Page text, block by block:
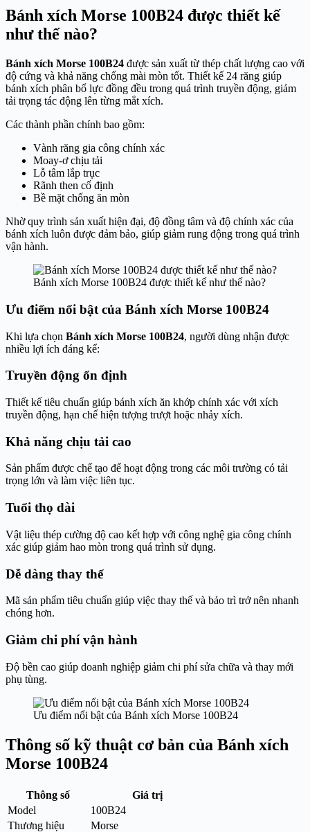
Bánh xích Morse 100B24 được thiết kế
như thế nào?
Bánh xích Morse 100B24 được sản xuất từ thép chất lượng cao với
độ cứng và khả năng chống mài mòn tốt. Thiết kế 24 răng giúp
bánh xích phân bổ lực đồng đều trong quá trình truyền động, giảm
tải trọng tác động lên từng mắt xích.
Các thành phần chính bao gồm:
Vành răng gia công chính xác
Moay-ơ chịu tải
Lỗ tâm lắp trục
Rãnh then cố định
Bề mặt chống ăn mòn
Nhờ quy trình sản xuất hiện đại, độ đồng tâm và độ chính xác của
bánh xích luôn được đảm bảo, giúp giảm rung động trong quá trình
vận hành.
Bánh xích Morse 100B24 được thiết kế như thế nào?
Ưu điểm nổi bật của Bánh xích Morse 100B24
Khi lựa chọn Bánh xích Morse 100B24, người dùng nhận được
nhiều lợi ích đáng kể:
Truyền động ổn định
Thiết kế tiêu chuẩn giúp bánh xích ăn khớp chính xác với xích
truyền động, hạn chế hiện tượng trượt hoặc nhảy xích.
Khả năng chịu tải cao
Sản phẩm được chế tạo để hoạt động trong các môi trường có tải
trọng lớn và làm việc liên tục.
Tuổi thọ dài
Vật liệu thép cường độ cao kết hợp với công nghệ gia công chính
xác giúp giảm hao mòn trong quá trình sử dụng.
Dễ dàng thay thế
Mã sản phẩm tiêu chuẩn giúp việc thay thế và bảo trì trở nên nhanh
chóng hơn.
Giảm chi phí vận hành
Độ bền cao giúp doanh nghiệp giảm chi phí sửa chữa và thay mới
phụ tùng.
Ưu điểm nổi bật của Bánh xích Morse 100B24
Thông số kỹ thuật cơ bản của Bánh xích
Morse 100B24
Thông số
Giá trị
Model
100B24
Thương hiệu
Morse